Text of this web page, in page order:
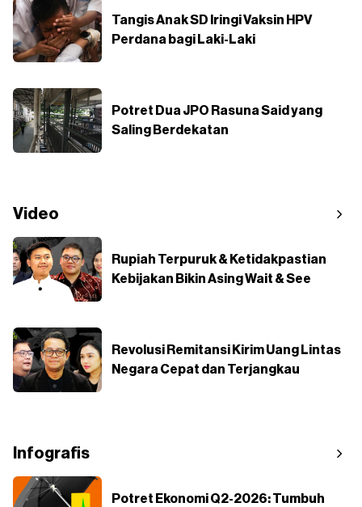
Tangis Anak SD Iringi Vaksin HPV
Perdana bagi Laki-Laki
Potret Dua JPO Rasuna Said yang
Saling Berdekatan
Video
Rupiah Terpuruk & Ketidakpastian
Kebijakan Bikin Asing Wait & See
Revolusi Remitansi Kirim Uang Lintas
Negara Cepat dan Terjangkau
Infografis
Potret Ekonomi Q2-2026: Tumbuh